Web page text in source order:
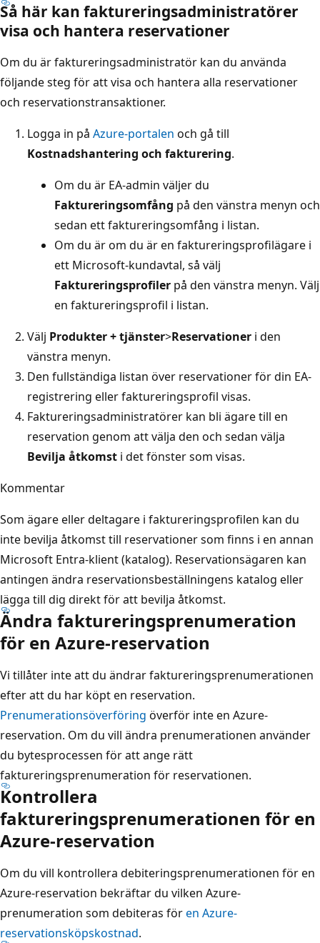
Så här kan faktureringsadministratörer
visa och hantera reservationer
Om du är faktureringsadministratör kan du använda
följande steg för att visa och hantera alla reservationer
och reservationstransaktioner.
Logga in på Azure-portalen och gå till
Kostnadshantering och fakturering.
Om du är EA-admin väljer du
Faktureringsomfång på den vänstra menyn och
sedan ett faktureringsomfång i listan.
Om du är om du är en faktureringsprofilägare i
ett Microsoft-kundavtal, så välj
Faktureringsprofiler på den vänstra menyn. Välj
en faktureringsprofil i listan.
Välj Produkter + tjänster>Reservationer i den
vänstra menyn.
Den fullständiga listan över reservationer för din EA-
registrering eller faktureringsprofil visas.
Faktureringsadministratörer kan bli ägare till en
reservation genom att välja den och sedan välja
Bevilja åtkomst i det fönster som visas.
Kommentar
Som ägare eller deltagare i faktureringsprofilen kan du
inte bevilja åtkomst till reservationer som finns i en annan
Microsoft Entra-klient (katalog). Reservationsägaren kan
antingen ändra reservationsbeställningens katalog eller
lägga till dig direkt för att bevilja åtkomst.
Ändra faktureringsprenumeration
för en Azure-reservation
Vi tillåter inte att du ändrar faktureringsprenumerationen
efter att du har köpt en reservation.
Prenumerationsöverföring överför inte en Azure-
reservation. Om du vill ändra prenumerationen använder
du bytesprocessen för att ange rätt
faktureringsprenumeration för reservationen.
Kontrollera
faktureringsprenumerationen för en
Azure-reservation
Om du vill kontrollera debiteringsprenumerationen för en
Azure-reservation bekräftar du vilken Azure-
prenumeration som debiteras fören Azure-
reservationsköpskostnad.